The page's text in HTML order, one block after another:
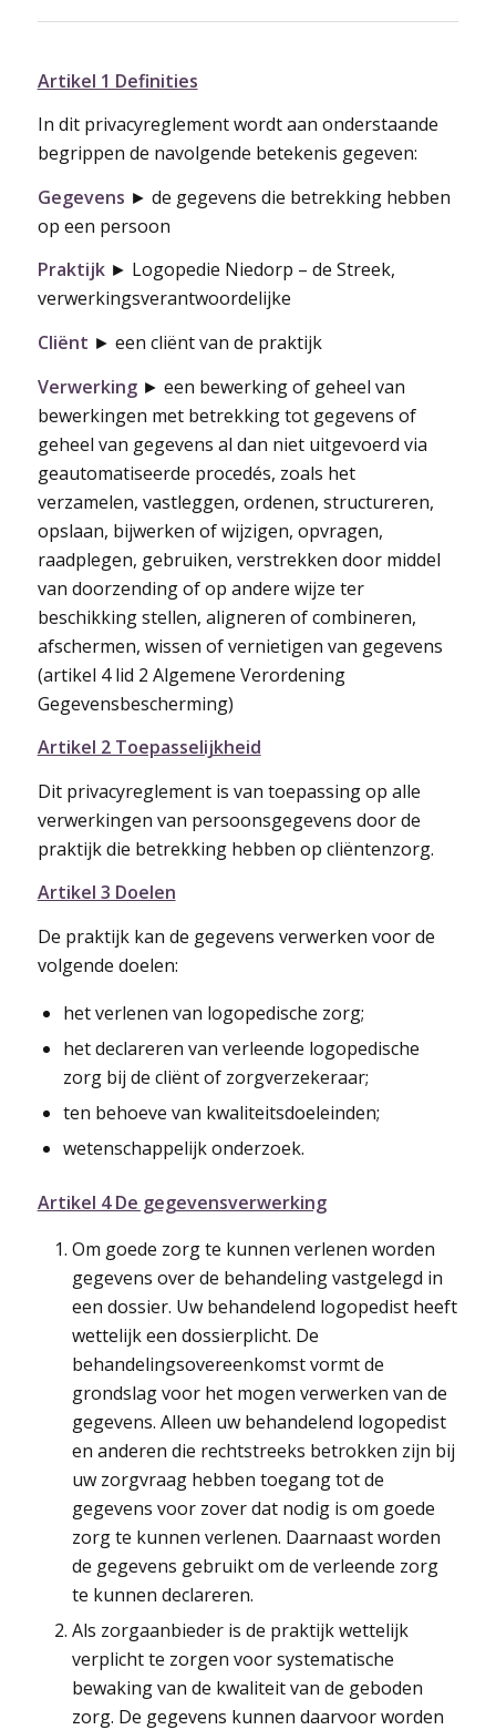
Artikel 1 Definities
In dit privacyreglement wordt aan onderstaande
begrippen de navolgende betekenis gegeven:
Gegevens ► de gegevens die betrekking hebben
op een persoon
Praktijk► Logopedie Niedorp – de Streek,
verwerkingsverantwoordelijke
Cliënt ► een cliënt van de praktijk
Verwerking► een bewerking of geheel van
bewerkingen met betrekking tot gegevens of
geheel van gegevens al dan niet uitgevoerd via
geautomatiseerde procedés, zoals het
verzamelen, vastleggen, ordenen, structureren,
opslaan, bijwerken of wijzigen, opvragen,
raadplegen, gebruiken, verstrekken door middel
van doorzending of op andere wijze ter
beschikking stellen, aligneren of combineren,
afschermen, wissen of vernietigen van gegevens
(artikel 4 lid 2 Algemene Verordening
Gegevensbescherming)
Artikel 2 Toepasselijkheid
Dit privacyreglement is van toepassing op alle
verwerkingen van persoonsgegevens door de
praktijk die betrekking hebben op cliëntenzorg.
Artikel 3 Doelen
De praktijk kan de gegevens verwerken voor de
volgende doelen:
het verlenen van logopedische zorg;
het declareren van verleende logopedische
zorg bij de cliënt of zorgverzekeraar;
ten behoeve van kwaliteitsdoeleinden;
wetenschappelijk onderzoek.
Artikel 4 De gegevensverwerking
Om goede zorg te kunnen verlenen worden
gegevens over de behandeling vastgelegd in
een dossier. Uw behandelend logopedist heeft
wettelijk een dossierplicht. De
behandelingsovereenkomst vormt de
grondslag voor het mogen verwerken van de
gegevens. Alleen uw behandelend logopedist
en anderen die rechtstreeks betrokken zijn bij
uw zorgvraag hebben toegang tot de
gegevens voor zover dat nodig is om goede
zorg te kunnen verlenen. Daarnaast worden
de gegevens gebruikt om de verleende zorg
te kunnen declareren.
Als zorgaanbieder is de praktijk wettelijk
verplicht te zorgen voor systematische
bewaking van de kwaliteit van de geboden
zorg. De gegevens kunnen daarvoor worden